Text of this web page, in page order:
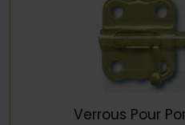
Verrous Pour